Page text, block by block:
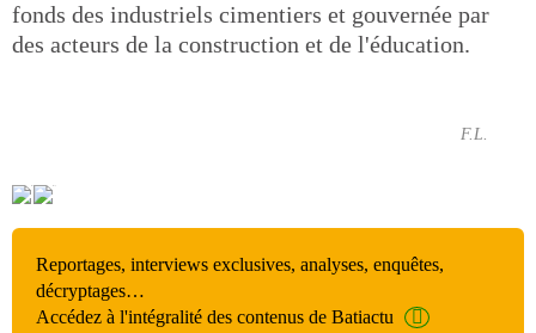
fonds des industriels cimentiers et gouvernée par
des acteurs de la construction et de l'éducation.
F.L.
Reportages, interviews exclusives, analyses, enquêtes,
décryptages…
Accédez à l'intégralité des contenus de Batiactu